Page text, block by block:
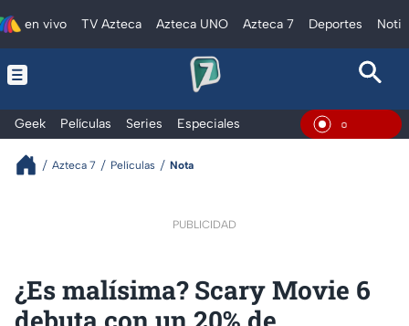
en vivo TV Azteca Azteca UNO Azteca 7 Deportes
Geek Películas Series Especiales En Vivo
Azteca 7 Películas Nota
PUBLICIDAD
¿Es malísima? Scary Movie 6